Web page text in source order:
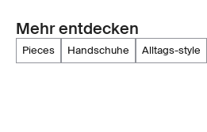
Mehr entdecken
pieces handschuhe alltags-style